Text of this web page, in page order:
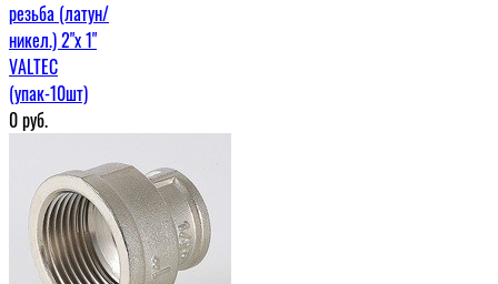
резьба (латун/
никел.) 2"х 1"
VALTEC
(упак-10шт)
0руб.